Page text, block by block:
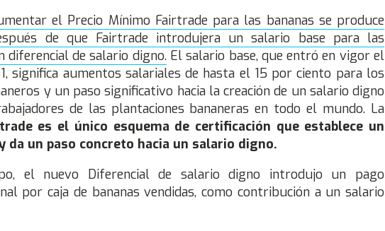
el Precio Mínimo Fairtrade para las bananas se produce
de que Fairtrade introdujera un salario base para las
diferencial de salario digno.El salario base, que entró en vigor el
significa aumentos salariales de hasta el 15 por ciento para los
y un paso significativo hacia la creación de un salario digno
de las plantaciones bananeras en todo el mundo. La
es el único esquema de certificación que establece un
da un paso concreto hacia un salario digno.
el nuevo Diferencial de salario digno introdujo un pago
por caja de bananas vendidas, como contribución a un salario